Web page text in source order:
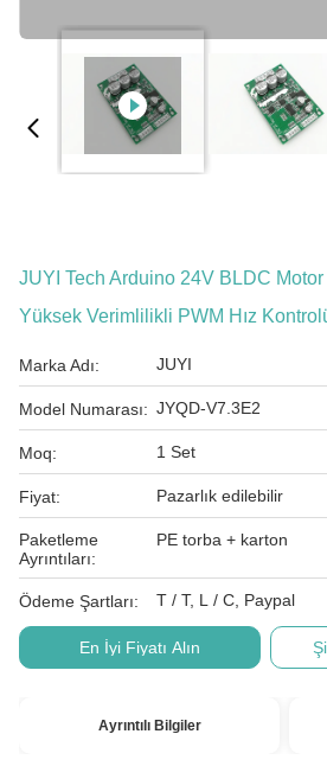
JUYI Tech Arduino 24V BLDC
Yüksek Verimlilikli PWM Hız
Marka Adı: JUYI
Model Numarası: JYQD-V7.3E2
Moq: 1 Set
Fiyat: Pazarlık edilebilir
Paketleme
Ayrıntıları:
PE torba + karton
Ödeme Şartları: T / T, L / C, Paypal
En İyi Fiyatı Alın
Ayrıntılı Bilgiler